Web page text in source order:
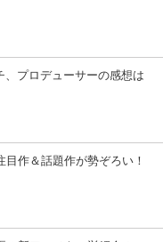
、プロデューサーの感想は
作＆話題作が勢ぞろい！